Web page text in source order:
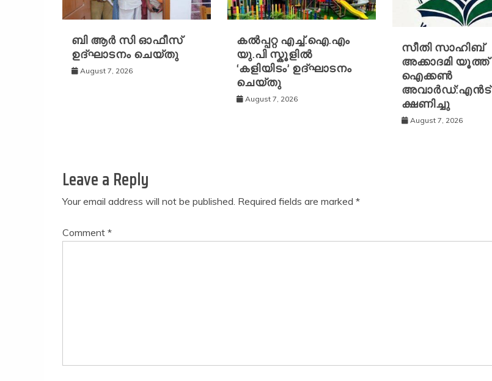
ബി ആർ സി ഓഫീസ്
ഉദ്ഘാടനം ചെയ്തു
August 7, 2026
കൽപ്പറ്റ എച്ച്.ഐ.എം
യു.പി സ്കൂ‌ളിൽ
‘കളിയിടം’ ഉദ്ഘാടനം
ചെയ്തു
August 7, 2026
സീതി സാഹിബ്
അക്കാദമി യൂത്ത്
ഐക്കൺ
ക്ഷണിച്ചു
August 7, 2026
Leave a Reply
Your email address will not be published. Required fields are marked *
Comment *